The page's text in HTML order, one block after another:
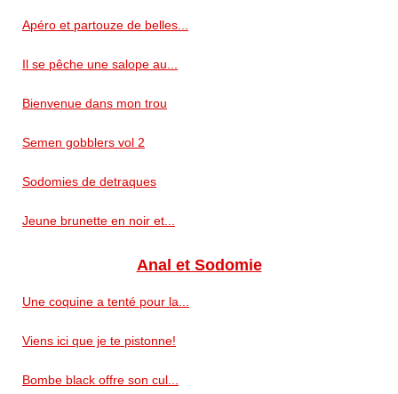
Apéro et partouze de belles...
Il se pêche une salope au...
Bienvenue dans mon trou
Semen gobblers vol 2
Sodomies de detraques
Jeune brunette en noir et...
Anal et Sodomie
Une coquine a tenté pour la...
Viens ici que je te pistonne!
Bombe black offre son cul...